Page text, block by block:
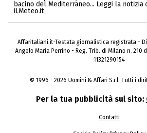
bacino del Mediterraneo... Leggi la notizia
iLMeteo.it
Affaritaliani.it-Testata giornalistica registrata -
Angelo Maria Perrino - Reg. Trib. di Milano n. 210
11321290154
© 1996 - 2026 Uomini & Affari S.r.l. Tutti i
Per la tua pubblicità sul sito:
Contatti